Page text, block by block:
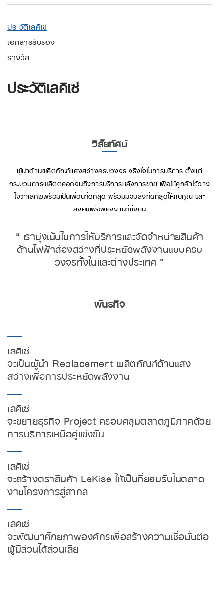
ประวัติเลคิเซ่
เอกสารรับรอง
รางวัล
ประวัติเลคิเซ่
วิสัยทัศน์
ผู้นำด้านผลิตภัณฑ์แสงสว่างครบวงจร จริงใจในการบริการ ตั้งแต่
กระบวนการผลิตตลอดจนถึงการบริการหลังการขาย เพื่อให้ลูกค้าไว้วาง
ใจว่าเลคิเซ่พร้อมเป็นเพื่อนที่ดีที่สุด พร้อมมอบสิ่งที่ดีที่สุดให้กับคุณ และ
สังคมเพื่อพลังงานที่ยั่งยืน
“ เรามุ่งเน้นในการให้บริการและจัดจำหน่ายสินค้า
ด้านไฟฟ้าส่องสว่างที่ประหยัดพลังงานแบบครบ
วงจรทั้งในและต่างประเทศ ”
พันธกิจ
เลคิเซ่
จะเป็นผู้นำ Replacement ผลิตภัณฑ์ด้านแสง
สว่างเพื่อการประหยัดพลังงาน
เลคิเซ่
จะขยายธุรกิจ Project ครอบคลุมตลาดภูมิภาคด้วย
การบริการเหนือคู่แข่งขัน
เลคิเซ่
จะสร้างตราสินค้า LeKise ให้เป็นที่ยอมรับในตลาด
งานโครงการสู่สากล
เลคิเซ่
จะพัฒนาศักยภาพองค์กรเพื่อสร้างความเชื่อมั่นต่อ
ผู้มีส่วนได้ส่วนเสีย